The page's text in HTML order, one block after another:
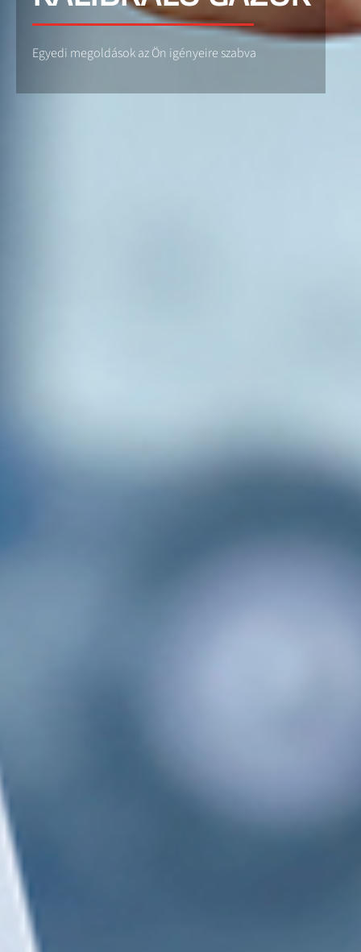
Egyedi megoldások az Ön igényeire szabva